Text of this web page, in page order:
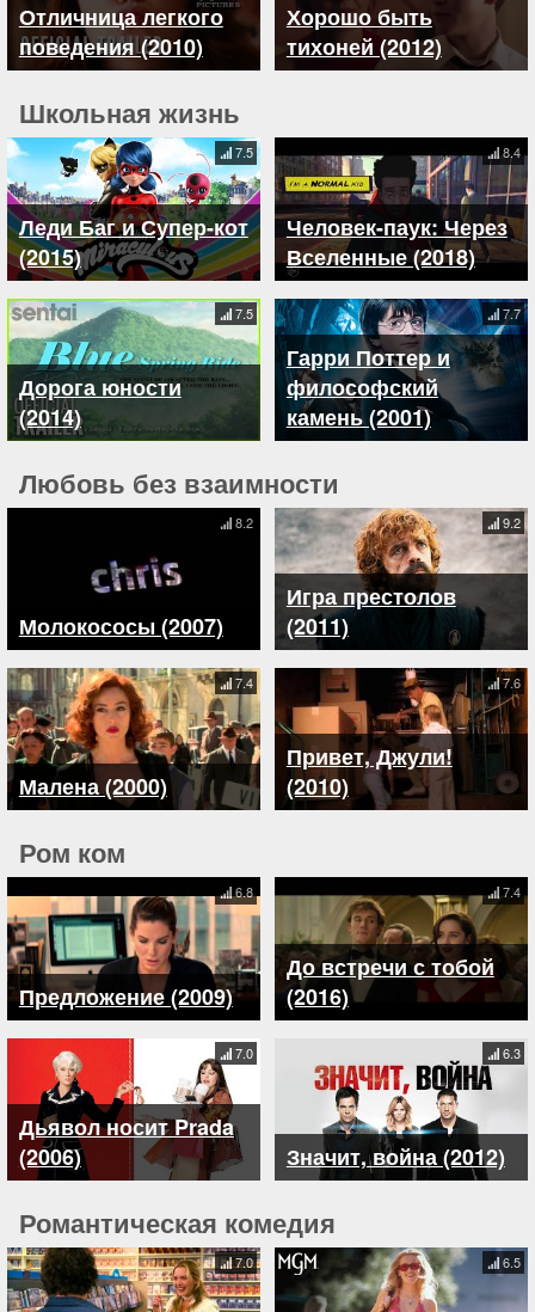
Отличница легкого
поведения (2010)
Хорошо быть
тихоней (2012)
Школьная жизнь
Леди Баг и Супер-кот
(2015)
7.5
Человек-паук: Через
Вселенные (2018)
8.4
Дорога юности
(2014)
7.5
Гарри Поттер и
философский
камень (2001)
7.7
Любовь без взаимности
Молокососы (2007)
8.2
Игра престолов
(2011)
9.2
Малена (2000)
7.4
Привет, Джули!
(2010)
7.6
Ром ком
Предложение (2009)
6.8
До встречи с тобой
(2016)
7.4
Дьявол носит Prada
(2006)
7.0
Значит, война (2012)
6.3
Романтическая комедия
7.0 6.5